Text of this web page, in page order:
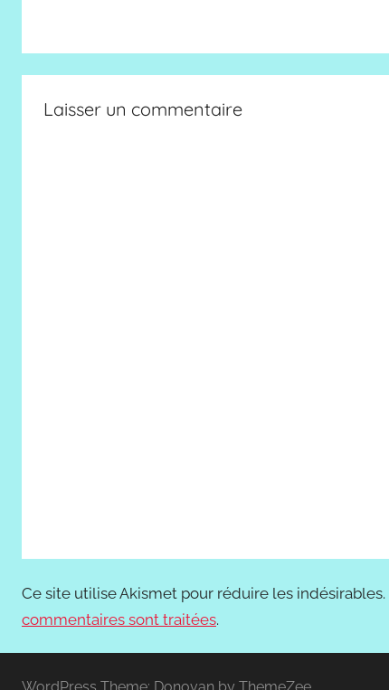
Laisser un commentaire
Ce site utilise Akismet pour réduire les indésirables.
commentaires sont traitées.
WordPress Theme: Donovan by ThemeZee.